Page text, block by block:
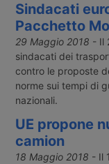
Sindacati
Pacchetto
29 Maggio 2018 - Il
sindacati dei
contro le proposte
norme sui tempi di
nazionali.
UE propone
camion
18 Maggio 2018 - Il